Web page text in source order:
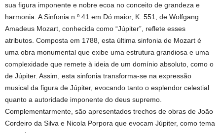
sua figura imponente e nobre ecoa no conceito de grandeza e
harmonia. A Sinfonia n.º 41 em Dó maior, K. 551, de Wolfgang
Amadeus Mozart, conhecida como “Júpiter”, reflete esses
atributos. Composta em 1788, esta última sinfonia de Mozart é
uma obra monumental que exibe uma estrutura grandiosa e uma
complexidade que remete à ideia de um domínio absoluto, como o
de Júpiter. Assim, esta sinfonia transforma-se na expressão
musical da figura de Júpiter, evocando tanto o esplendor celestial
quanto a autoridade imponente do deus supremo.
Complementarmente, são apresentados trechos de obras de João
Cordeiro da Silva e Nicola Porpora que evocam Júpiter, como tema